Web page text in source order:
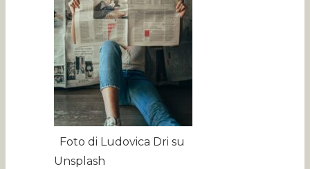
Foto di Ludovica Dri su
Unsplash